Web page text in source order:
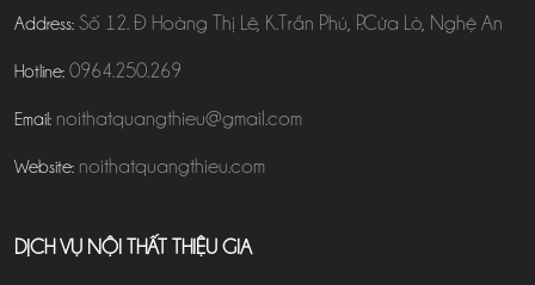
Address: Số 12. Đ Hoàng Thị Lê, K.Trần Phú, P.Cửa Lò, Nghệ An
Hotline: 0964.250.269
Email: noithatquangthieu@gmail.com
Website: noithatquangthieu.com
DỊCH VỤ NỘI THẤT THIỆU GIA